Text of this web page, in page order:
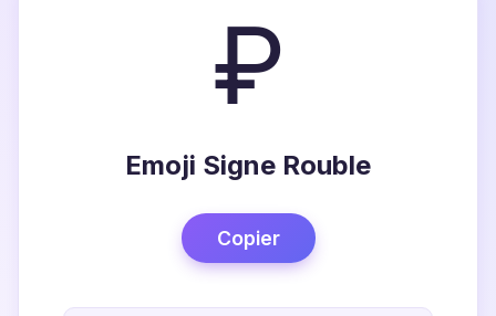
₽
Emoji Signe Rouble
Copier